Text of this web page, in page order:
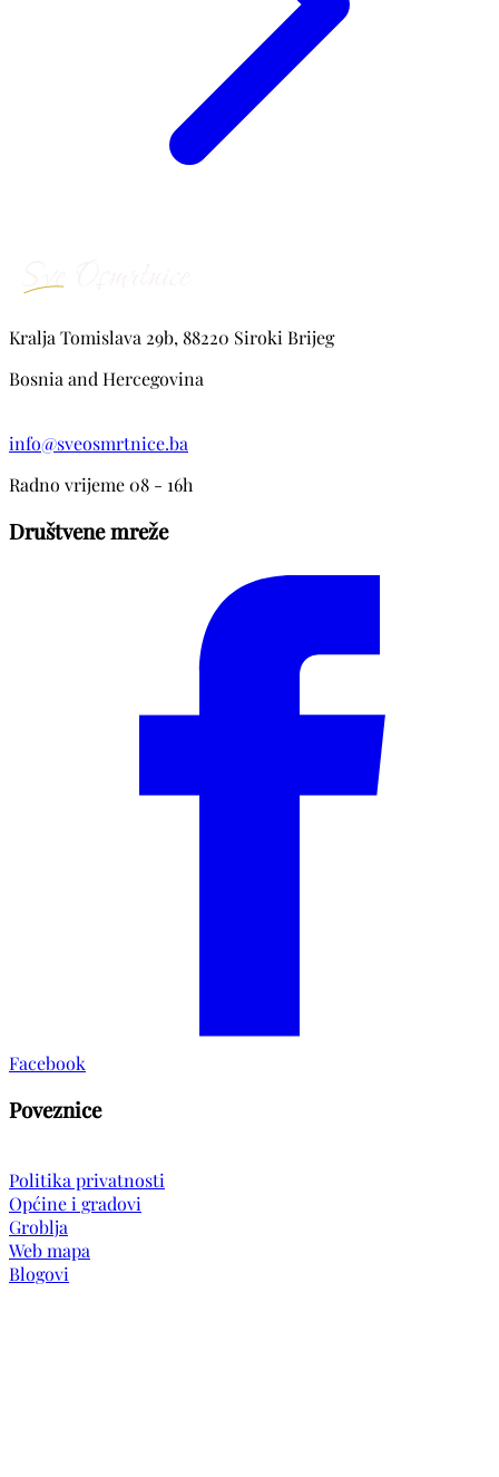
Kralja Tomislava 29b, 88220 Siroki Brijeg
Bosnia and Hercegovina
info@sveosmrtnice.ba
Radno vrijeme 08 - 16h
Društvene mreže
Facebook
Poveznice
Politika privatnosti
Općine i gradovi
Groblja
Web mapa
Blogovi